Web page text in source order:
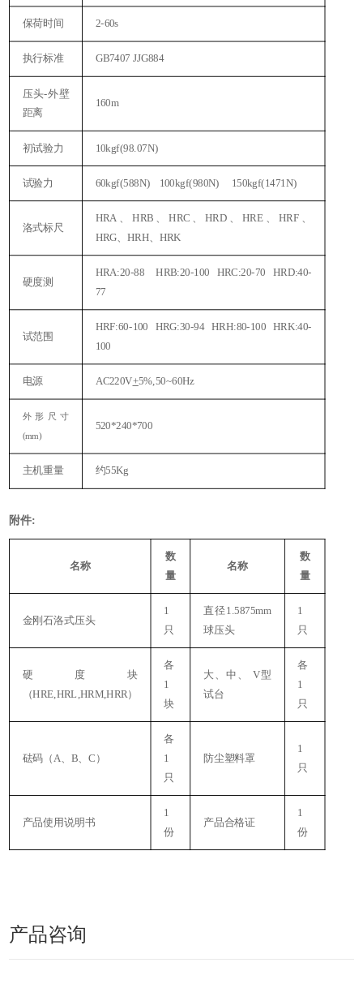
保荷时间 2-60s
执行标准 GB7407 JJG884
压头-外壁
距离
160m
初试验力 10kgf(98.07N)
试验力 60kgf(588N) 100kgf(980N) 150kgf(1471N)
洛式标尺
HRA、HRB、HRC、HRD、HRE、HRF、
HRG、HRH、HRK
硬度测
HRA:20-88 HRB:20-100 HRC:20-70 HRD:40-
77
试范围
HRF:60-100 HRG:30-94 HRH:80-100 HRK:40-
100
电源 AC220V+5%,50~60Hz
外形尺寸
(mm)
520*240*700
主机重量 约55Kg
附件:
名称
数
量
名称
数
量
金刚石洛式压头
1
只
直径1.5875mm
球压头
1
只
硬度块
（HRE,HRL,HRM,HRR）
各
1
块
大、中、
V型
试台
各
1
只
砝码（ A、B、C）
各
1
只
防尘塑料罩
1
只
产品使用说明书
1
份
产品合格证
1
份
产品咨询